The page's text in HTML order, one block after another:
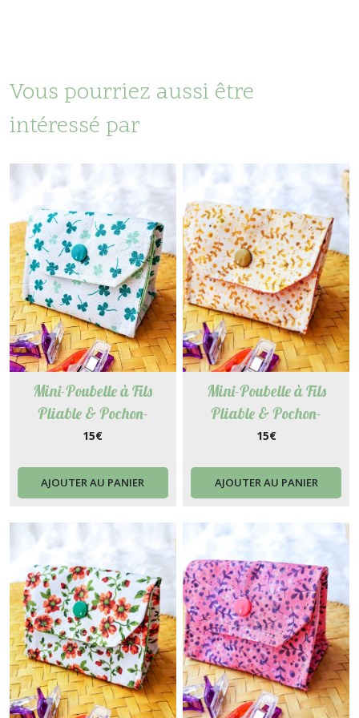
Vous pourriez aussi être
intéressé par
Mini-Poubelle à Fils
Pliable & Pochon-
Accessoire 2 en 1 pour
Trèfle chanceux
15€
AJOUTER AU PANIER
Mini-Poubelle à Fils
Pliable & Pochon-
Accessoire 2 en 1 pour
Chloé
15€
AJOUTER AU PANIER